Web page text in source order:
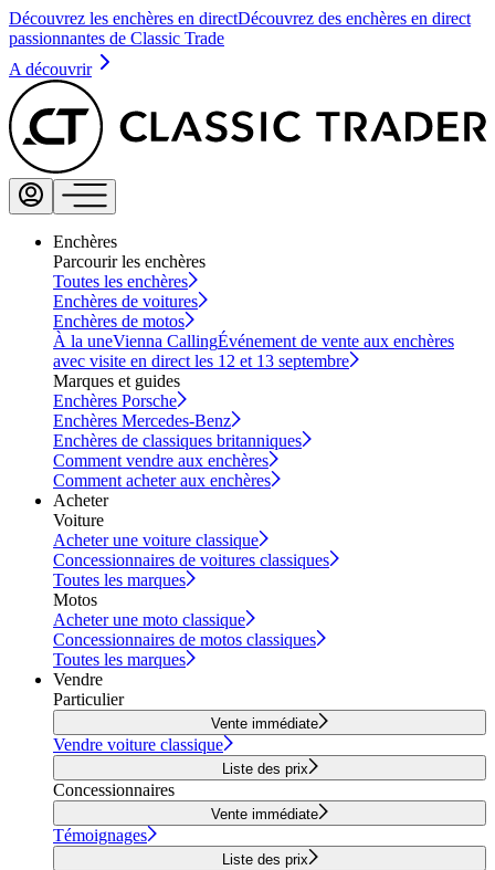
Découvrez les enchères en directDécouvrez des enchères en direct
passionnantes de Classic Trade
A découvrir
Enchères
Parcourir les enchères
Toutes les enchères
Enchères de voitures
Enchères de motos
À la uneVienna CallingÉvénement de vente aux enchères
avec visite en direct les 12 et 13 septembre
Marques et guides
Enchères Porsche
Enchères Mercedes-Benz
Enchères de classiques britanniques
Comment vendre aux enchères
Comment acheter aux enchères
Acheter
Voiture
Acheter une voiture classique
Concessionnaires de voitures classiques
Toutes les marques
Motos
Acheter une moto classique
Concessionnaires de motos classiques
Toutes les marques
Vendre
Particulier
Vente immédiate
Vendre voiture classique
Liste des prix
Concessionnaires
Vente immédiate
Témoignages
Liste des prix